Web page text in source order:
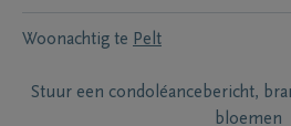
Woonachtig te Pelt
Stuur een condoléancebericht,
bloemen